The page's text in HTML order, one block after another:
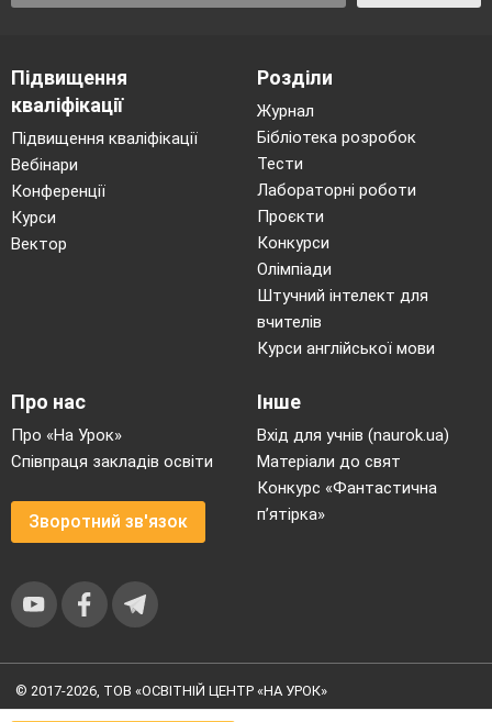
Підвищення
кваліфікації
Підвищення кваліфікації
Вебінари
Конференції
Курси
Вектор
Розділи
Журнал
Бібліотека розробок
Тести
Лабораторні роботи
Проєкти
Конкурси
Олімпіади
Штучний інтелект для
вчителів
Курси англійської мови
Про нас
Про «На Урок»
Співпраця закладів освіти
Зворотний зв'язок
Інше
Вхід для учнів (naurok.ua)
Матеріали до свят
Конкурс «Фантастична
п’ятірка»
© 2017-2026, ТОВ «ОСВІТНІЙ ЦЕНТР «НА УРОК»